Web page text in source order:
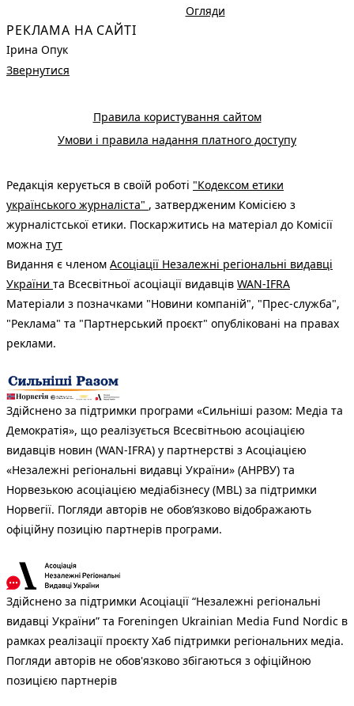
РЕКЛАМА НА САЙТІ
Ірина Опук
Звернутися
Огляди
Правила користування сайтом
Умови і правила надання платного доступу
Редакція керується в своїй роботі "Кодексом етики
українського журналіста" , затвердженим Комісією з
журналістської етики. Поскаржитись на матеріал до Комісії
можна тут
Видання є членом Асоціації Незалежні регіональні видавці
України та Всесвітньої асоціації видавців WAN-IFRA
Матеріали з позначками "Новини компаній", "Прес-служба",
"Реклама" та "Партнерський проєкт" опубліковані на правах
реклами.
Здійснено за підтримки програми «Сильніші разом: Медіа та
Демократія», що реалізується Всесвітньою асоціацією
видавців новин (WAN-IFRA) у партнерстві з Асоціацією
«Незалежні регіональні видавці України» (АНРВУ) та
Норвезькою асоціацією медіабізнесу (MBL) за підтримки
Норвегії. Погляди авторів не обов’язково відображають
офіційну позицію партнерів програми.
Здійснено за підтримки Асоціації “Незалежні регіональні
видавці України” та Foreningen Ukrainian Media Fund Nordic в
рамках реалізації проєкту Хаб підтримки регіональних медіа.
Погляди авторів не обов'язково збігаються з офіційною
позицією партнерів